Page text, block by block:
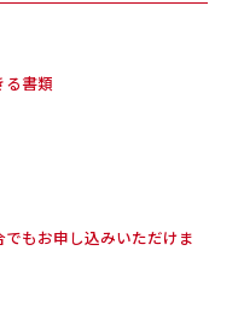
書類
もお申し込みいただけま